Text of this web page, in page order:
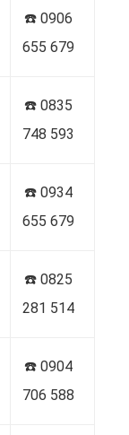
☎️ 0906
655 679
☎️ 0835
748 593
☎️ 0934
655 679
☎️ 0825
281 514
☎️ 0904
706 588